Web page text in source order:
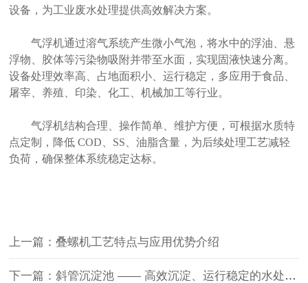
设备 ，为工业废水处理提供高效解决方案。
气浮机通过溶气系统产生微小气泡，将水中的浮油、悬
浮物、胶体等污染物吸附并带至水面，实现固液快速分离。
设备处理效率高、占地面积小、运行稳定， 多应用于食品、
屠宰、养殖、印染、化工、机械加工等行业。
气浮机结构合理、操作简单、维护方便，可根据水质特
点定制，降低 COD、SS、油脂含量，为后续处理工艺减轻
负荷，确保整体系统稳定达标。
上一篇：叠螺机工艺特点与应用优势介绍
下一篇：斜管沉淀池 —— 高效沉淀、运行稳定的水处理核心设备